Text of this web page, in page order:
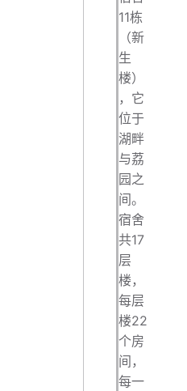
11栋
（新
生
楼）
，它
位于
湖畔
与荔
园之
间。
宿舍
共17
层
楼，
每层
楼22
个房
间，
每一